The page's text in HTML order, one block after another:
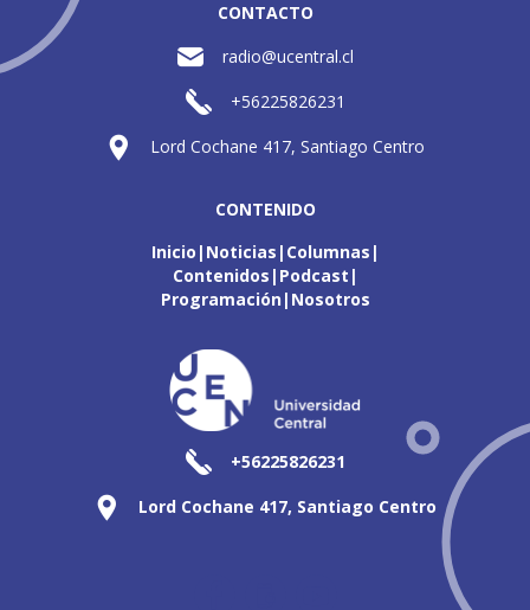
CONTACTO
radio@ucentral.cl
+56225826231
Lord Cochane 417, Santiago Centro
CONTENIDO
Inicio Noticias Columnas
Contenidos Podcast
Programación Nosotros
+56225826231
Lord Cochane 417, Santiago Centro